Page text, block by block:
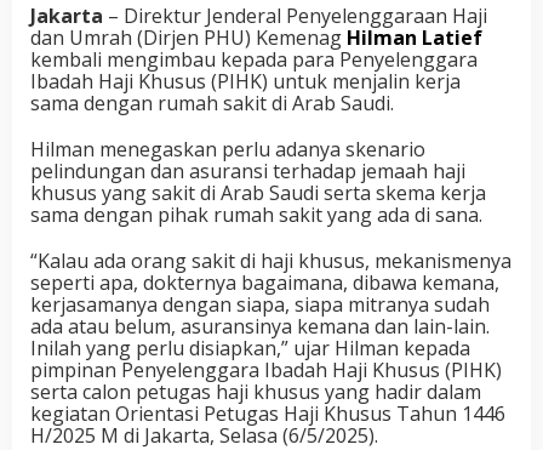
Jakarta – Direktur Jenderal Penyelenggaraan Haji
dan Umrah (Dirjen PHU) Kemenag Hilman Latief
kembali mengimbau kepada para Penyelenggara
Ibadah Haji Khusus (PIHK) untuk menjalin kerja
sama dengan rumah sakit di Arab Saudi.
Hilman menegaskan perlu adanya skenario
pelindungan dan asuransi terhadap jemaah haji
khusus yang sakit di Arab Saudi serta skema kerja
sama dengan pihak rumah sakit yang ada di sana.
“Kalau ada orang sakit di haji khusus, mekanismenya
seperti apa, dokternya bagaimana, dibawa kemana,
kerjasamanya dengan siapa, siapa mitranya sudah
ada atau belum, asuransinya kemana dan lain-lain.
Inilah yang perlu disiapkan,” ujar Hilman kepada
pimpinan Penyelenggara Ibadah Haji Khusus (PIHK)
serta calon petugas haji khusus yang hadir dalam
kegiatan Orientasi Petugas Haji Khusus Tahun 1446
H/2025 M di Jakarta, Selasa (6/5/2025).